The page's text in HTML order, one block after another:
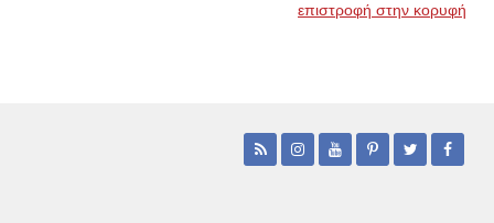
επιστροφή στην κορυφή